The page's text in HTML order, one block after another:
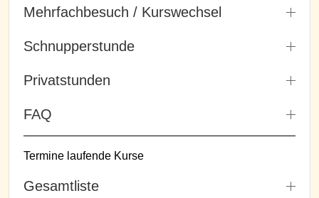
Mehrfachbesuch / Kurswechsel
Schnupperstunde
Privatstunden
FAQ
Termine laufende Kurse
Gesamtliste